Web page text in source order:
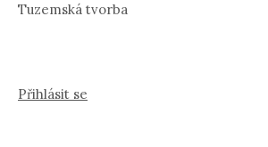
Tuzemská tvorba
Přihlásit se